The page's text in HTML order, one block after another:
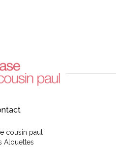
cousin paul
Alouettes